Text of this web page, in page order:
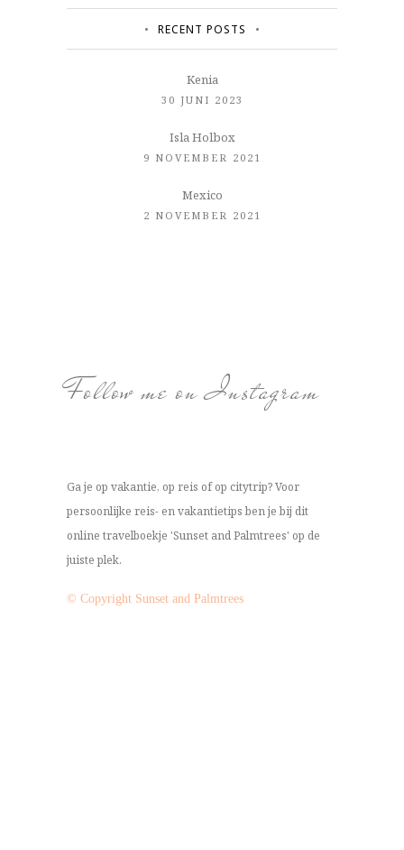
RECENT POSTS
Kenia
30 JUNI 2023
Isla Holbox
9 NOVEMBER 2021
Mexico
2 NOVEMBER 2021
Follow me on Instagram
Ga je op vakantie, op reis of op citytrip? Voor
persoonlijke reis- en vakantietips ben je bij dit
online travelboekje 'Sunset and Palmtrees' op de
juiste plek.
© Copyright Sunset and Palmtrees